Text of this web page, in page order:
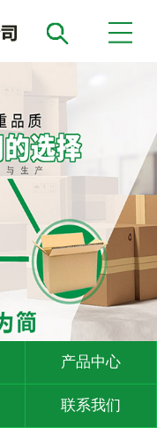
产品中心
联系我们